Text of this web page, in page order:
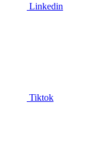
Linkedin
Tiktok